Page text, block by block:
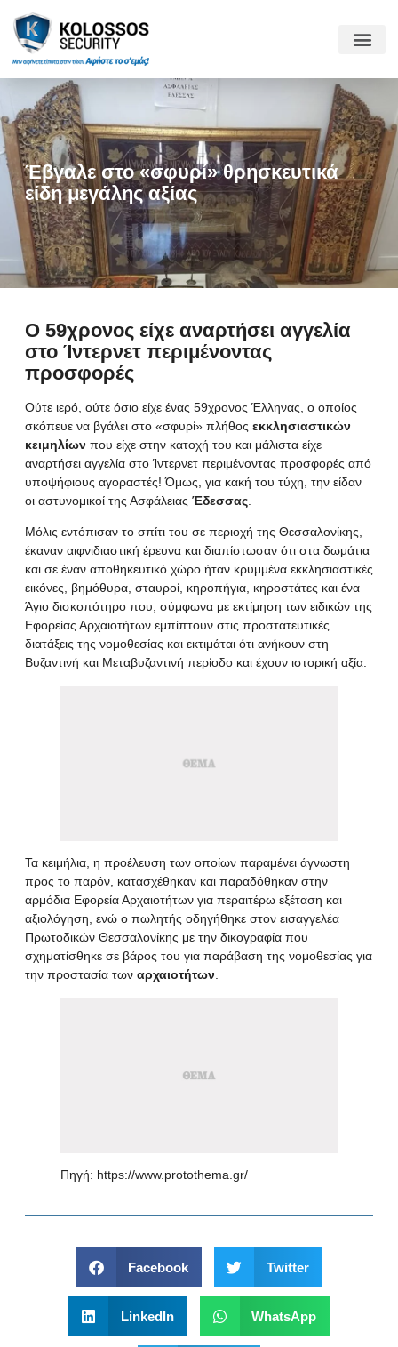
Έβγαλε στο «σφυρί» θρησκευτικά
είδη μεγάλης αξίας
O 59χρονος είχε αναρτήσει αγγελία
στο Ίντερνετ περιμένοντας
προσφορές
Ούτε ιερό, ούτε όσιο είχε ένας 59χρονος Έλληνας, ο οποίος
σκόπευε να βγάλει στο «σφυρί» πλήθος εκκλησιαστικών
κειμηλίων που είχε στην κατοχή του και μάλιστα είχε
αναρτήσει αγγελία στο Ίντερνετ περιμένοντας προσφορές από
υποψήφιους αγοραστές! Όμως, για κακή του τύχη, την είδαν
οι αστυνομικοί της Ασφάλειας Έδεσσας
Μόλις εντόπισαν το σπίτι του σε περιοχή της Θεσσαλονίκης,
έκαναν αιφνιδιαστική έρευνα και διαπίστωσαν ότι στα δωμάτια
και σε έναν αποθηκευτικό χώρο ήταν κρυμμένα εκκλησιαστικές
εικόνες, βημόθυρα, σταυροί, κηροπήγια, κηροστάτες και ένα
Άγιο δισκοπότηρο που, σύμφωνα με εκτίμηση των ειδικών της
Εφορείας Αρχαιοτήτων εμπίπτουν στις προστατευτικές
διατάξεις της νομοθεσίας και εκτιμάται ότι ανήκουν στη
Βυζαντινή και Μεταβυζαντινή περίοδο και έχουν ιστορική αξία.
Τα κειμήλια, η προέλευση των οποίων παραμένει άγνωστη
προς το παρόν, κατασχέθηκαν και παραδόθηκαν στην
αρμόδια Εφορεία Αρχαιοτήτων για περαιτέρω εξέταση και
αξιολόγηση, ενώ ο πωλητής οδηγήθηκε στον εισαγγελέα
Πρωτοδικών Θεσσαλονίκης με την δικογραφία που
σχηματίσθηκε σε βάρος του για παράβαση της νομοθεσίας για
την προστασία των αρχαιοτήτων.
Πηγή: https://www.protothema.gr/
Facebook Twitter
LinkedIn WhatsApp